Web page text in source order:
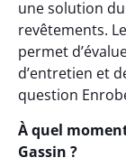
une solution
revêtements.
permet
d’entretien et
question
À quel
Gassin ?